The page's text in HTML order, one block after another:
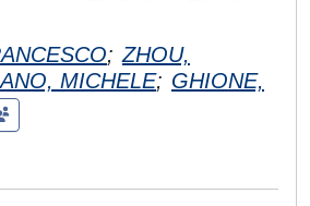
; ZHOU,
MICHELE; GHIONE,